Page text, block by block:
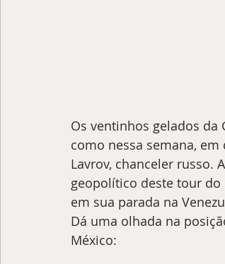
Os ventinhos gelados
como nessa semana, em
Lavrov, chanceler russo.
geopolítico deste tour do
em sua parada na
Dá uma olhada na
México: